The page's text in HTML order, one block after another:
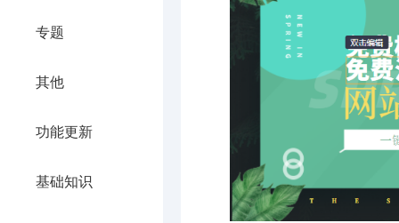
专题
其他
功能更新
基础知识